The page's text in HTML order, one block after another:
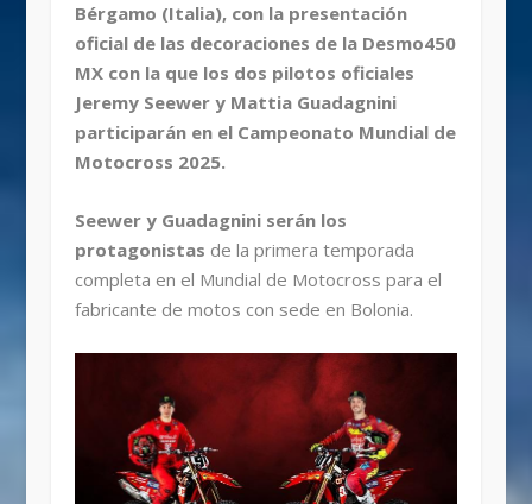
Bérgamo (Italia), con la presentación
oficial de las decoraciones de la Desmo450
MX con la que los dos pilotos oficiales
Jeremy Seewer y Mattia Guadagnini
participarán en el Campeonato Mundial de
Motocross 2025.
Seewer y Guadagnini serán los
protagonistas de la primera temporada
completa en el Mundial de Motocross para el
fabricante de motos con sede en Bolonia.